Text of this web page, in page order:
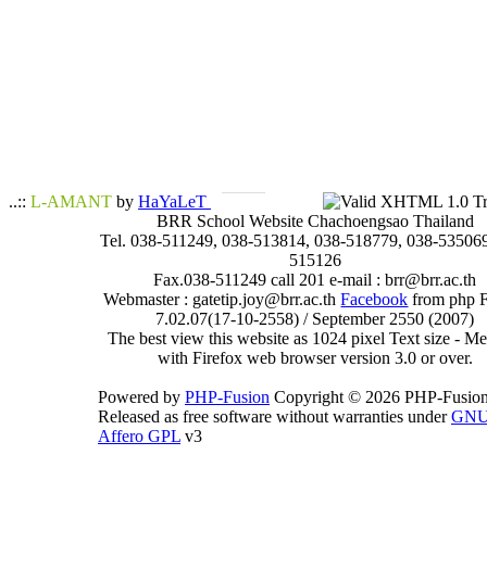
..:: L-AMANT by HaYaLeT
BRR School Website Chachoengsao Thailand
Tel. 038-511249, 038-513814, 038-518779, 038-
515126
Fax.038-511249 call 201 e-mail : brr@brr.ac.th
Webmaster : gatetip.joy@brr.ac.thFacebook from php
7.02.07(17-10-2558) / September 2550 (2007)
The best view this website as 1024 pixel Text size -
with Firefox web browser version 3.0 or over.
Powered by PHP-Fusion Copyright © 2026 PHP-
Released as free software without warranties under
Affero GPL v3